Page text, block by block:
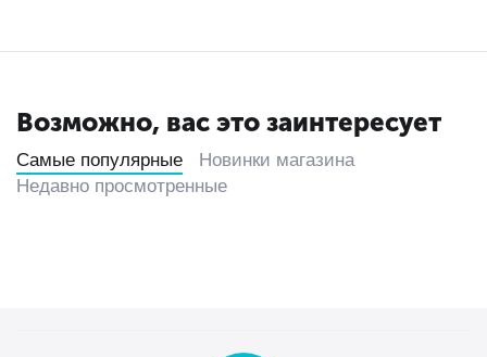
Возможно, вас это заинтересует
Самые популярные
Новинки магазина
Недавно просмотренные